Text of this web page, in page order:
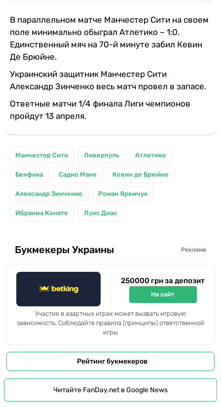
В параллельном матче Манчестер Сити на своем
поле минимально обыграл Атлетико – 1:0.
Единственный мяч на 70-й минуте забил Кевин
Де Брюйне.
Украинский защитник Манчестер Сити
Александр Зинченко весь матч провел в запасе.
Ответные матчи 1/4 финала Лиги чемпионов
пройдут 13 апреля.
Манчестер Сити Ливерпуль Атлетико
Бенфика Садио Мане Кевин де Брюйне
Александр Зинченко Роман Яремчук
Ибраима Конате Луис Диас
Букмекеры Украины Реклама
250000 грн за депозит
На сайт
Участие в азартных играх может вызвать игровую
зависимость. Соблюдайте правила (принципы) ответственной
игры
Рейтинг букмекеров
Читайте FanDay.net в Google News